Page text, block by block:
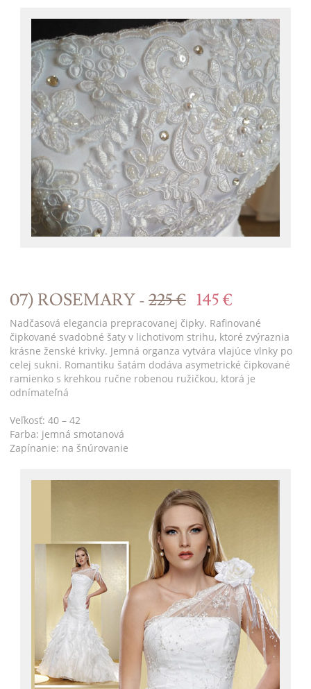
07) ROSEMARY -225 € 145 €
Nadčasová elegancia prepracovanej čipky. Rafinované
čipkované svadobné šaty v lichotivom strihu, ktoré zvýraznia
krásne ženské krivky. Jemná organza vytvára vlajúce vlnky po
celej sukni. Romantiku šatám dodáva asymetrické čipkované
ramienko s krehkou ručne robenou ružičkou, ktorá je
odnímateľná
Veľkosť: 40 – 42
Farba: jemná smotanová
Zapínanie: na šnúrovanie